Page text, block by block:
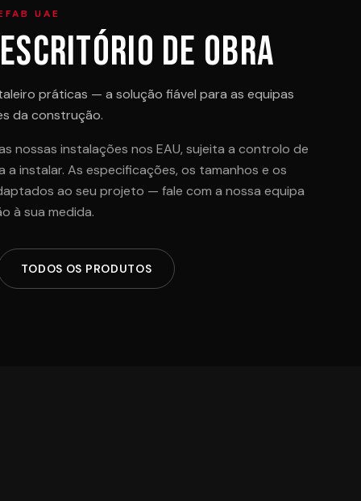
UAE
de Obra
práticas — a solução fiável para as equipas
da construção.
nossas instalações nos EAU, sujeita a controlo de
instalar. As especificações, os tamanhos e os
ao seu projeto — fale com a nossa equipa
à sua medida.
TODOS OS PRODUTOS